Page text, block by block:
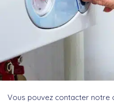
Vous pouvez contacter notre